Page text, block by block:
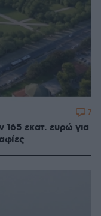
εκατ. ευρώ για
7